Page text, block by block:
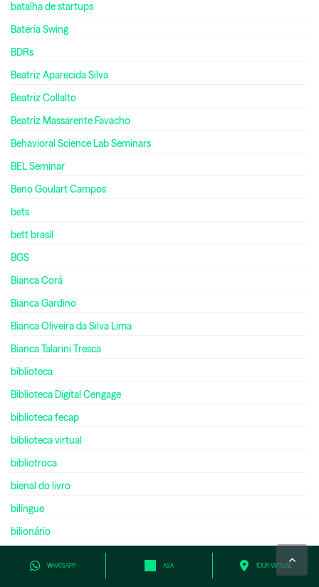
WHATSAPP ASA TOUR VIRTUAL
batalha de startups
Bateria Swing
BDRs
Beatriz Aparecida Silva
Beatriz Collalto
Beatriz Massarente Favacho
Behavioral Science Lab Seminars
BEL Seminar
Beno Goulart Campos
bets
bett brasil
BGS
Bianca Corá
Bianca Gardino
Bianca Oliveira da Silva Lima
Bianca Talarini Tresca
biblioteca
Biblioteca Digital Cengage
biblioteca fecap
biblioteca virtual
bibliotroca
bienal do livro
bilíngue
bilionário